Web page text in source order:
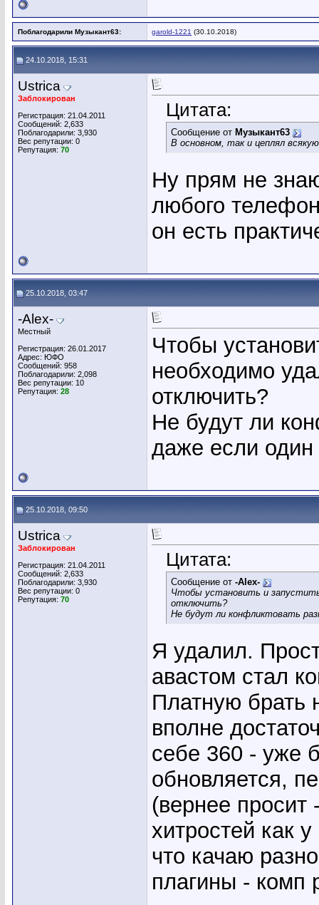
Поблагодарили Музыкант63: garold-1221 (30.10.2018)
24.10.2018, 15:31
Ustrica
Заблокирован
Регистрация: 21.04.2011
Сообщений: 2,633
Поблагодарили: 3,930
Вес репутации: 0
Репутация: 70
Цитата:
Сообщение от Музыкант63
В основном, так и цеплял
Ну прям не
любого
он есть
25.10.2018, 03:47
-Alex-
Местный
Регистрация: 26.01.2017
Адрес: ЮФО
Сообщений: 958
Поблагодарили: 2,098
Вес репутации: 10
Репутация: 28
Чтобы
необходимо
отключить?
Не будут ли
даже если один
25.10.2018, 09:50
Ustrica
Заблокирован
Регистрация: 21.04.2011
Сообщений: 2,633
Поблагодарили: 3,930
Вес репутации: 0
Репутация: 70
Цитата:
Сообщение от -Alex-
Чтобы установить и
отключить?
Не будут ли конфликтовать
Я удалил.
авастом стал
Платную брать
вполне
себе 360 - уже
обновляется,
(вернее
хитростей как
что качаю
плагины - комп